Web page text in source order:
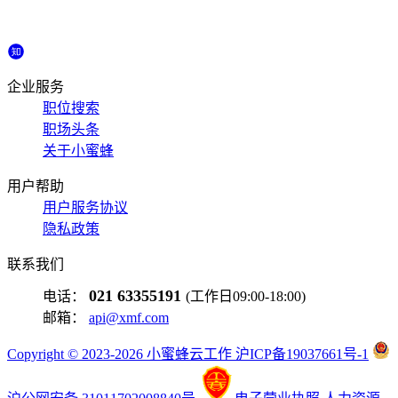
企业服务
职位搜索
职场头条
关于小蜜蜂
用户帮助
用户服务协议
隐私政策
联系我们
电话： 021 63355191 (工作日09:00-18:00)
邮箱： api@xmf.com
Copyright © 2023-2026 小蜜蜂云工作 沪ICP备19037661号-1